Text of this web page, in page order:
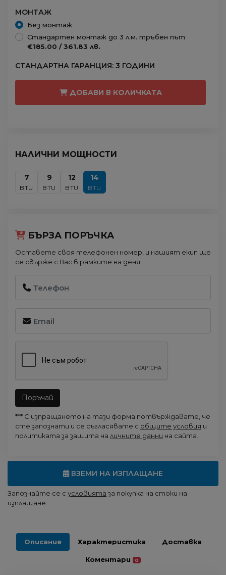
МОНТАЖ
Без монтаж
Стандартен монтаж до 3 л.м. тръбен път
€185.00 / 361.83 лв.
СТАНДАРТНА ГАРАНЦИЯ: 3 ГОДИНИ
ДОБАВИ В КОЛИЧКАТА
НАЛИЧНИ МОЩНОСТИ
7
BTU
9
BTU
12
BTU
14
BTU
БЪРЗА ПОРЪЧКА
Оставете своя телефонен номер, и нашият екип ще
се свърже с Вас в рамките на деня.
Поръчай
*** С изпращането на тази форма потвърждавате, че
сте запознати и се съгласявате с общите условия и
политиката за защита на личните данни на сайта.
ВЗЕМИ НА ИЗПЛАЩАНЕ
Запознайте се с условията за покупка на стоки на
изплащане.
Описание Характеристика Доставка
Коментари 0